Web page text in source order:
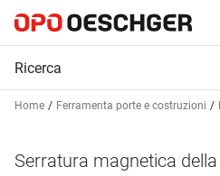
Home Ferramenta porte e costruzioni
Serratura magnetica